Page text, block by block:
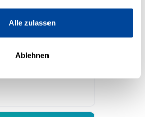
Alle zulassen
Ablehnen
TESTEN